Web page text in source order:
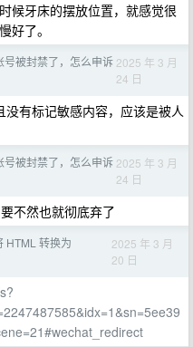
候牙床的摆放位置，就感觉很
好了。
号被封禁了，怎么申诉 2025 年 3 月
24 日
有标记敏感内容，应该是被人
号被封禁了，怎么申诉 2025 年 3 月
24 日
不然也就彻底弃了
HTML 转换为
2025 年 3 月
20 日